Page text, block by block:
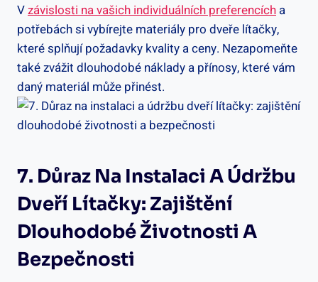
Vzávislosti na vašich individuálních preferencích a
potřebách si vybírejte materiály pro dveře lítačky,
které splňují požadavky kvality a ceny. Nezapomeňte
také zvážit dlouhodobé náklady a přínosy, které vám
daný materiál může přinést.
7. Důraz Na Instalaci A Údržbu
Dveří Lítačky: Zajištění
Dlouhodobé Životnosti A
Bezpečnosti